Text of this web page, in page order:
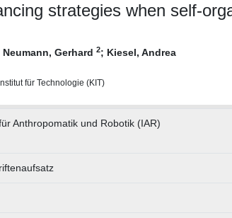
strategies when self-
Neumann, Gerhard 2; Kiesel, Andrea
für Technologie (KIT)
Anthropomatik und Robotik (IAR)